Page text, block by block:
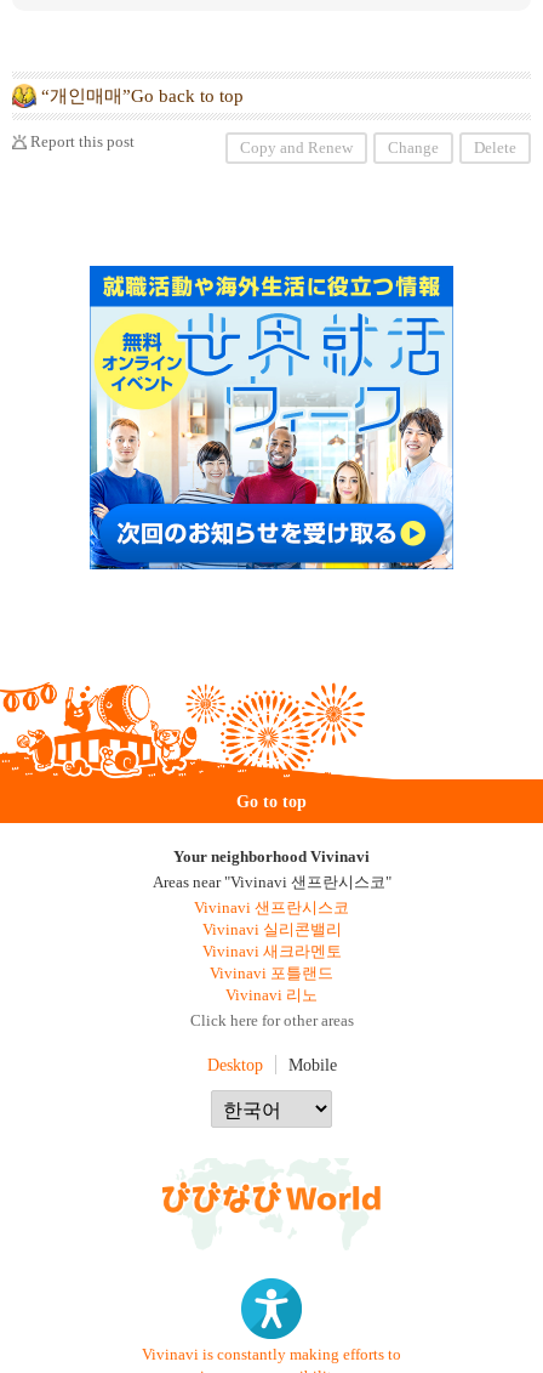
“개인매매”Go back to top
Report this post Copy and Renew Change Delete
Go to top
Your neighborhood Vivinavi
Areas near "Vivinavi 샌프란시스코"
Vivinavi 샌프란시스코
Vivinavi 실리콘밸리
Vivinavi 새크라멘토
Vivinavi 포틀랜드
Vivinavi 리노
Click here for other areas
Desktop Mobile
Vivinavi is constantly making efforts to